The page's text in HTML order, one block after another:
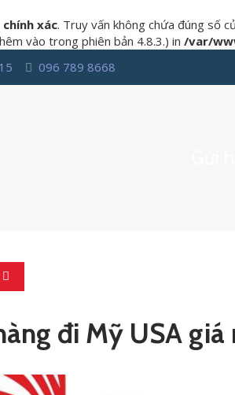
xác. Truy vấn không chứa đúng số
vào trong phiên bản 4.8.3.) in /var/
096 789 8668
đi Mỹ USA giá